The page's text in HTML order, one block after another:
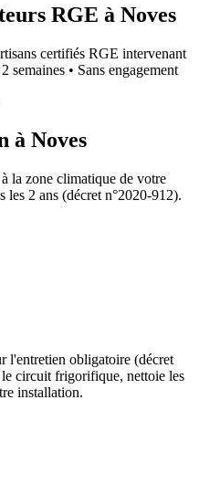
RGE à Noves
certifiés RGE intervenant
semaines • Sans engagement
à Noves
la zone climatique de votre
2 ans (décret n°2020-912).
l'entretien obligatoire (décret
circuit frigorifique, nettoie les
installation.